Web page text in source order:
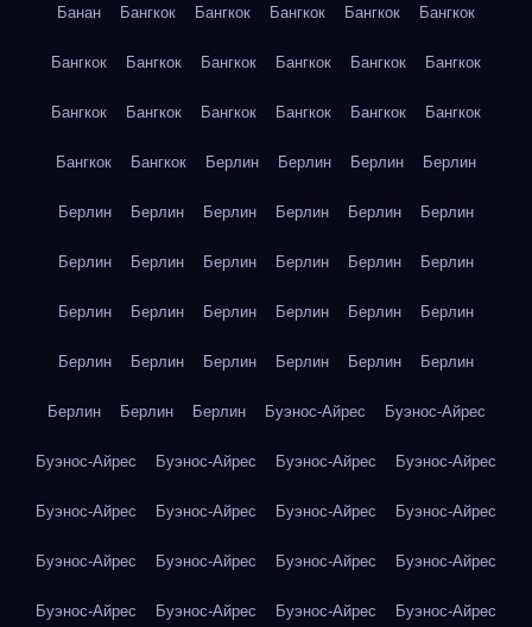
Банан Бангкок Бангкок Бангкок Бангкок Бангкок
Бангкок Бангкок Бангкок Бангкок Бангкок Бангкок
Бангкок Бангкок Бангкок Бангкок Бангкок Бангкок
Бангкок Бангкок Берлин Берлин Берлин Берлин
Берлин Берлин Берлин Берлин Берлин Берлин
Берлин Берлин Берлин Берлин Берлин Берлин
Берлин Берлин Берлин Берлин Берлин Берлин
Берлин Берлин Берлин Берлин Берлин Берлин
Берлин Берлин Берлин Буэнос-Айрес Буэнос-Айрес
Буэнос-Айрес Буэнос-Айрес Буэнос-Айрес Буэнос-Айрес
Буэнос-Айрес Буэнос-Айрес Буэнос-Айрес Буэнос-Айрес
Буэнос-Айрес Буэнос-Айрес Буэнос-Айрес Буэнос-Айрес
Буэнос-Айрес Буэнос-Айрес Буэнос-Айрес Буэнос-Айрес